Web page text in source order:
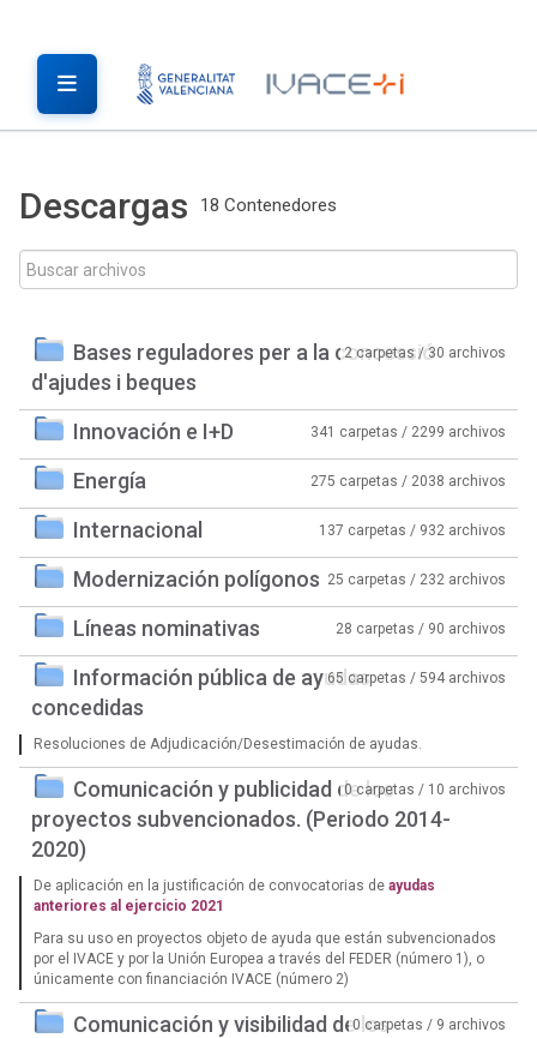
Descargas 18 Contenedores
Bases reguladores per a la concessió
d'ajudes i beques
2 carpetas / 30 archivos
Innovación e I+D 341 carpetas / 2299 archivos
Energía 275 carpetas / 2038 archivos
Internacional 137 carpetas / 932 archivos
Modernización polígonos 25 carpetas / 232 archivos
Líneas nominativas 28 carpetas / 90 archivos
Información pública de ayudas
concedidas
65 carpetas / 594 archivos
Resoluciones de Adjudicación/Desestimación de ayudas.
Comunicación y publicidad de los
proyectos subvencionados. (Periodo 2014-
2020)
0 carpetas / 10 archivos
De aplicación en la justificación de convocatorias de ayudas
anteriores al ejercicio 2021
Para su uso en proyectos objeto de ayuda que están subvencionados
por el IVACE y por la Unión Europea a través del FEDER (número 1), o
únicamente con financiación IVACE (número 2)
Comunicación y visibilidad de los0 carpetas / 9 archivos